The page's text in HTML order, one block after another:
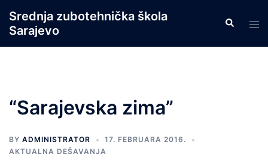
content
Srednja zubotehnička škola
Sarajevo
Search
“Sarajevska zima”
BY ADMINISTRATOR
17. FEBRUARA 2016.
AKTUALNA DEŠAVANJA